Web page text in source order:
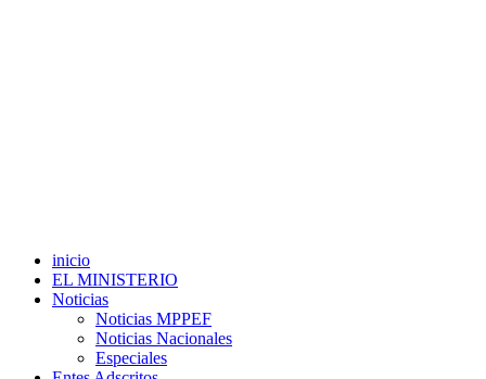
inicio
EL MINISTERIO
Noticias
Noticias MPPEF
Noticias Nacionales
Especiales